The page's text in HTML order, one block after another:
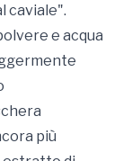
caviale".
e acqua
più